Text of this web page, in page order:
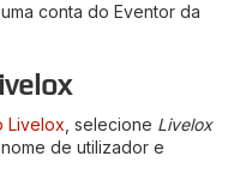
conta do Eventor da
Livelox , selecione Livelox
de utilizador e